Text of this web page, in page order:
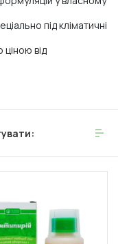
під кліматичні
ціною від